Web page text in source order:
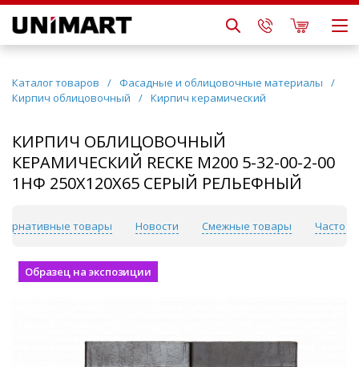
Каталог товаров / Фасадные и облицовочные материалы
/
Кирпич облицовочный
/ Кирпич керамический
КИРПИЧ ОБЛИЦОВОЧНЫЙ
КЕРАМИЧЕСКИЙ RECKE М200 5-32-00-2-00
1НФ 250Х120Х65 СЕРЫЙ РЕЛЬЕФНЫЙ
товары Новости Смежные товары Часто
Образец на экспозиции